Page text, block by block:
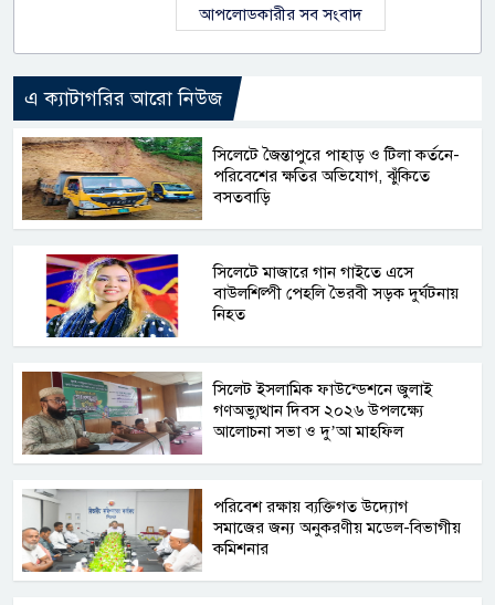
আপলোডকারীর সব সংবাদ
এ ক্যাটাগরির আরো নিউজ
সিলেটে জৈন্তাপুরে পাহাড় ও টিলা কর্তনে-
পরিবেশের ক্ষতির অভিযোগ, ঝুঁকিতে
বসতবাড়ি
সিলেটে মাজারে গান গাইতে এসে
বাউলশিল্পী পেহলি ভৈরবী সড়ক দুর্ঘটনায়
নিহত
সিলেট ইসলামিক ফাউন্ডেশনে জুলাই
গণঅভ্যুত্থান দিবস ২০২৬ উপলক্ষ্যে
আলোচনা সভা ও দু’আ মাহফিল
পরিবেশ রক্ষায় ব্যক্তিগত উদ্যোগ
সমাজের জন্য অনুকরণীয় মডেল-বিভাগীয়
কমিশনার